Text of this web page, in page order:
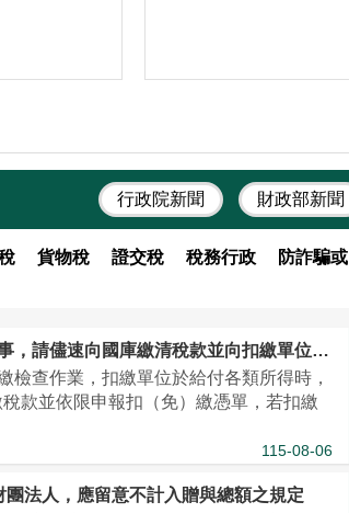
行政院新聞 財政部新聞
貨物稅 證交稅 稅務行政
防詐騙或
扣繳單位如有短漏扣繳稅款或未辦理扣（免）繳憑單申報情事，請儘速向國庫繳清稅款並向扣繳單位所在地國稅局辦理補申報
查作業，扣繳單位於給付各類所得時，
款並依限申報扣（免）繳憑單，若扣繳
115-08-06
法人，應留意不計入贈與總額之規定